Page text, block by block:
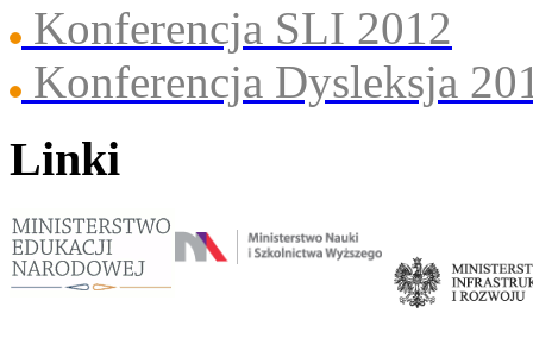
Konferencja SLI 2012
Konferencja Dysleksja
Linki